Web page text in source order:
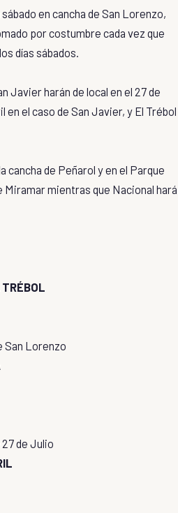
en cancha de San Lorenzo,
por costumbre cada vez que
días sábados.
Javier harán de local en el 27 de
en el caso de San Javier, y El Trébol
cancha de Peñarol y en el Parque
Miramar mientras que Nacional hará
San Lorenzo
de Julio